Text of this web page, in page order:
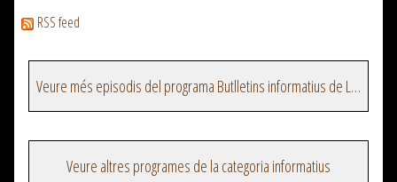
RSS feed
Veure més episodis del programa Butlletins informatius de La Xarxa
Veure altres programes de la categoria informatius